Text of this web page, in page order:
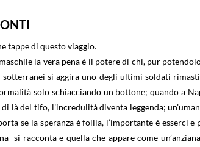
tappe di questo viaggio.
la vera pena è il potere di chi, pur
si aggira uno degli ultimi soldati
solo schiacciando un bottone; quando a
là del tifo, l’incredulità diventa leggenda;
se la speranza è follia, l’importante è esserci
si racconta e quella che appare come